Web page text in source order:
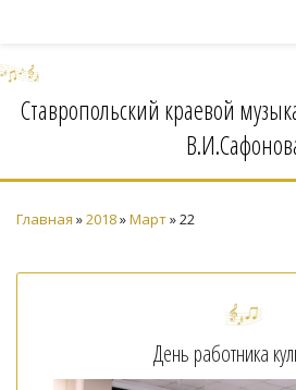
Ставропольский краевой
Главная »2018»Март»22
День работника